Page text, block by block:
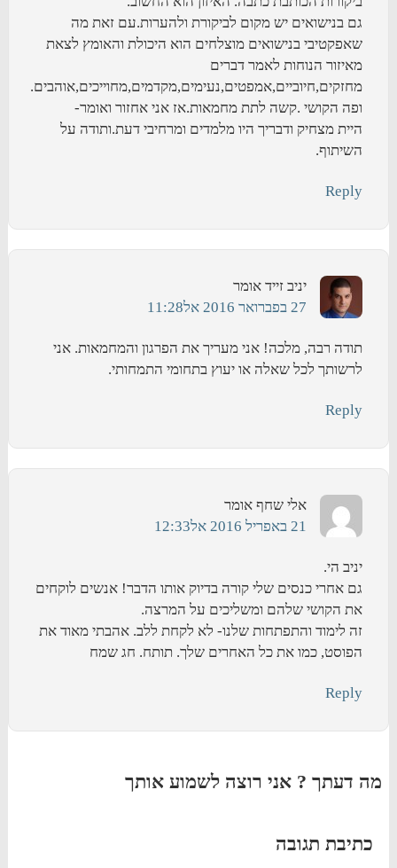
גם בנישואים יש מקום לביקורת ולהערות.עם זאת מה
שאפקטיבי בנישואים מוצלחים הוא היכולת והאומץ לצאת
מאיזור הנוחות לאמר דברים
מחזקים,חיוביים,אמפטים,נעימים,מקדמים,מחוייכים,אוהבים.
ופה הקושי .קשה לתת מחמאות.אז אני אחזור ואומר-
היית מצחיק ודבריך היו מלמדים ומרחיבי דעת.ותודה על
השיתוף.
Reply
יניב זייד אומר
27 בפברואר 2016 אל11:28
תודה רבה, מלכה! אני מעריך את הפרגון והמחמאות. אני
לרשותך לכל שאלה או יעוץ בתחומי התמחותי.
Reply
אלי שחף אומר
21 באפריל 2016 אל12:33
יניב הי.
גם אחרי כנסים שלי קורה בדיוק אותו הדבר! אנשים לוקחים
את הקושי שלהם ומשליכים על המרצה.
זה לימוד והתפתחות שלנו- לא לקחת ללב. אהבתי מאוד את
הפוסט, כמו את כל האחרים שלך. תותח. חג שמח
Reply
מה דעתך ? אני רוצה לשמוע אותך
כתיבת תגובה